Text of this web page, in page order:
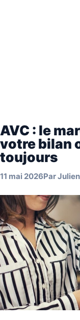
AVC : le
votre bilan
toujours
11 mai 2026Par